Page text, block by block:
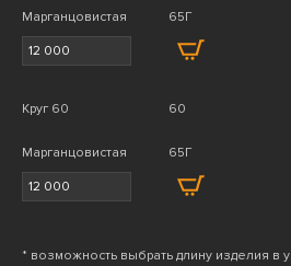
Марганцовистая
65Г
Круг 60 60
Марганцовистая
65Г
* возможность выбрать длину изделия в